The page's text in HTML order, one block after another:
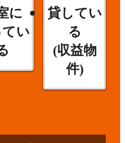
に
い
貸してい
る
(収益物
件)